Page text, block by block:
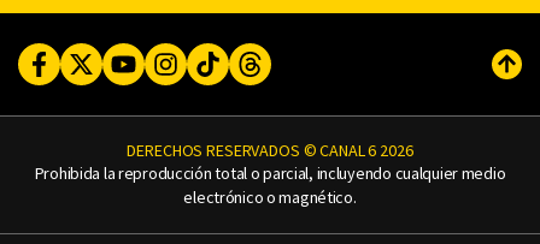
FacebookTwitterYoutubeInstagram
TikTokThreads
DERECHOS RESERVADOS © CANAL 6 2026
Prohibida la reproducción total o parcial, incluyendo cualquier medio
electrónico o magnético.